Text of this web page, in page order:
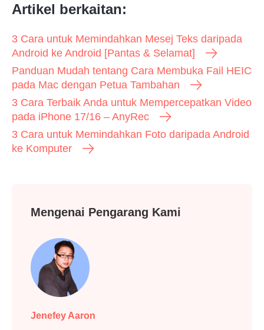
Artikel berkaitan:
3 Cara untuk Memindahkan Mesej Teks daripada
Android ke Android [Pantas & Selamat]
Panduan Mudah tentang Cara Membuka Fail HEIC
pada Mac dengan Petua Tambahan
3 Cara Terbaik Anda untuk Mempercepatkan Video
pada iPhone 17/16 – AnyRec
3 Cara untuk Memindahkan Foto daripada Android
ke Komputer
Mengenai Pengarang Kami
Jenefey Aaron